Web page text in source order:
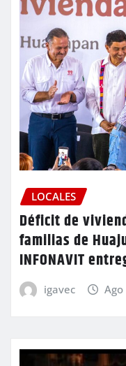
LOCALES
Déficit de
familias de
INFONAVIT
igavec